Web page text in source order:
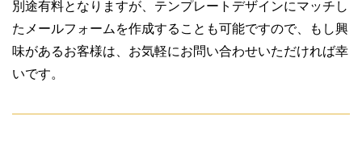
別途有料となりますが、テンプレートデザインにマッチし
たメールフォームを作成することも可能ですので、もし興
味があるお客様は、お気軽にお問い合わせいただければ幸
いです。